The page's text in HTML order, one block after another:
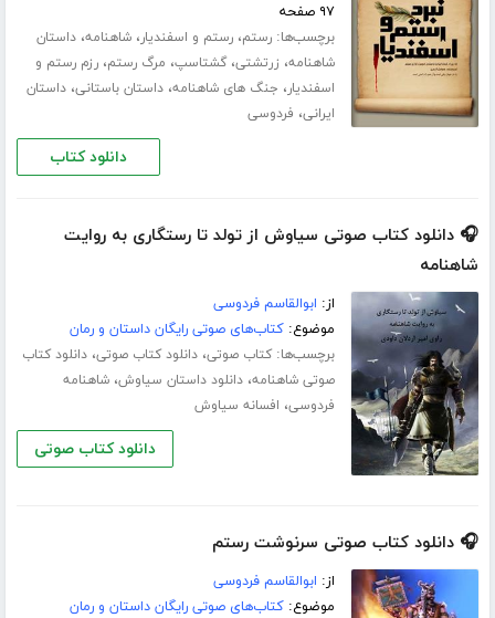
۹۷ صفحه
برچسب‌ها:رستم،رستم و اسفندیار،شاهنامه،داستان
شاهنامه، زرتشتی،گشتاسپ، مرگ رستم،رزم رستم و
اسفندیار، جنگ های شاهنامه،داستان باستانی،داستان
ایرانی، فردوسی
دانلود کتاب
🎧 دانلود کتاب صوتی سیاوش از تولد تا رستگاری به روایت
شاهنامه
از: ابوالقاسم فردوسی
موضوع:کتاب‌های صوتی رایگان داستان و رمان
برچسب‌ها:کتاب صوتی،دانلود کتاب صوتی،دانلود کتاب
صوتی شاهنامه،دانلود داستان سیاوش،شاهنامه
فردوسی، افسانه سیاوش
دانلود کتاب صوتی
🎧 دانلود کتاب صوتی سرنوشت رستم
از: ابوالقاسم فردوسی
موضوع:کتاب‌های صوتی رایگان داستان و رمان